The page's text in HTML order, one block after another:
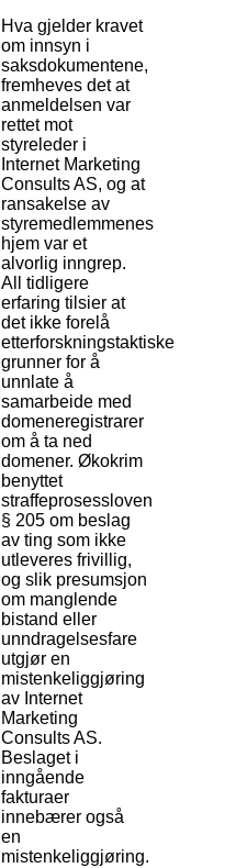
Hva gjelder kravet
om innsyn i
saksdokumentene,
fremheves det at
anmeldelsen var
rettet mot
styreleder i
Internet Marketing
Consults AS, og at
ransakelse av
styremedlemmenes
hjem var et
alvorlig inngrep.
All tidligere
erfaring tilsier at
det ikke forelå
etterforskningstaktiske
grunner for å
unnlate å
samarbeide med
domeneregistrarer
om å ta ned
domener. Økokrim
benyttet
straffeprosessloven
§ 205 om beslag
av ting som ikke
utleveres frivillig,
og slik presumsjon
om manglende
bistand eller
unndragelsesfare
utgjør en
mistenkeliggjøring
av Internet
Marketing
Consults AS.
Beslaget i
inngående
fakturaer
innebærer også
en
mistenkeliggjøring.